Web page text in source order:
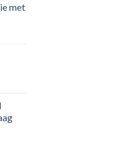
met